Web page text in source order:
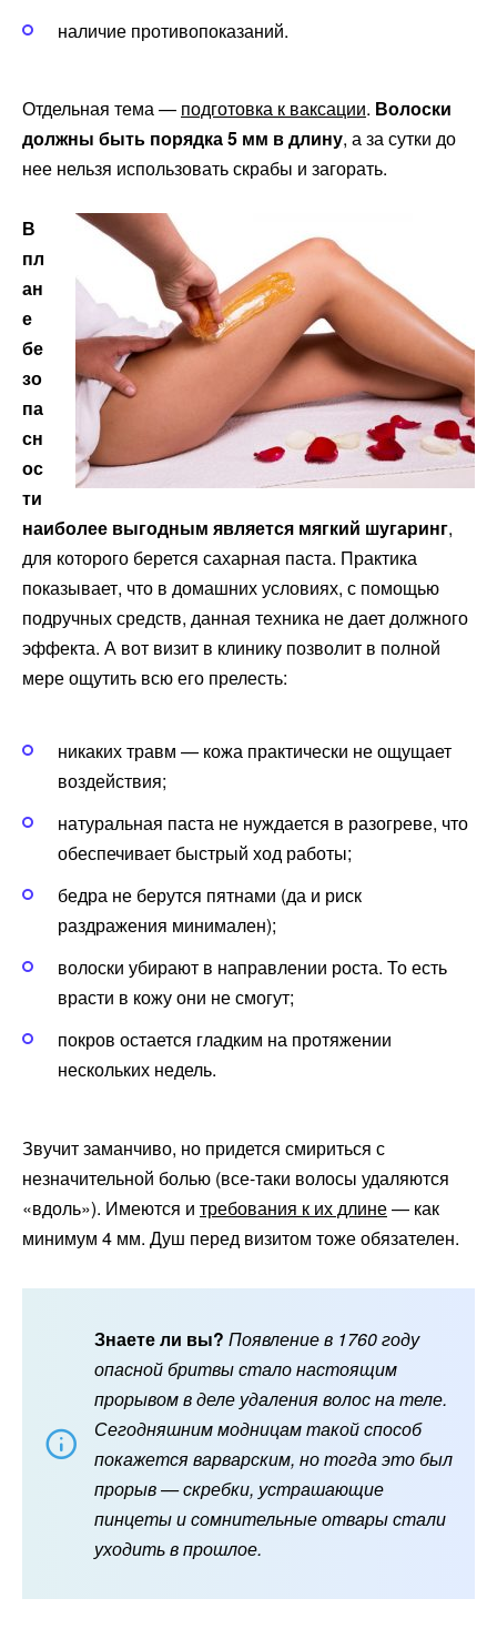
наличие противопоказаний.
Отдельная тема — подготовка к ваксации. Волоски
должны быть порядка 5 мм в длину, а за сутки до
нее нельзя использовать скрабы и загорать.
В
пл
ан
е
бе
зо
па
сн
ос
ти
наиболее выгодным является мягкий шугаринг,
для которого берется сахарная паста. Практика
показывает, что в домашних условиях, с помощью
подручных средств, данная техника не дает должного
эффекта. А вот визит в клинику позволит в полной
мере ощутить всю его прелесть:
никаких травм — кожа практически не ощущает
воздействия;
натуральная паста не нуждается в разогреве, что
обеспечивает быстрый ход работы;
бедра не берутся пятнами (да и риск
раздражения минимален);
волоски убирают в направлении роста. То есть
врасти в кожу они не смогут;
покров остается гладким на протяжении
нескольких недель.
Звучит заманчиво, но придется смириться с
незначительной болью (все-таки волосы удаляются
«вдоль»). Имеются и требования к их длине— как
минимум 4 мм. Душ перед визитом тоже обязателен.
Знаете ли вы? Появление в 1760 году
опасной бритвы стало настоящим
прорывом в деле удаления волос на теле.
Сегодняшним модницам такой способ
покажется варварским, но тогда это был
прорыв — скребки, устрашающие
пинцеты и сомнительные отвары стали
уходить в прошлое.